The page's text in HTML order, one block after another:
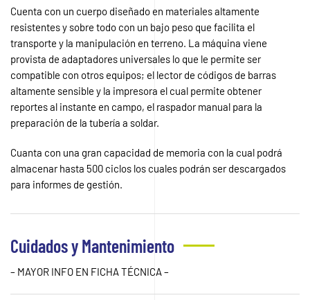
Cuenta con un cuerpo diseñado en materiales altamente
resistentes y sobre todo con un bajo peso que facilita el
transporte y la manipulación en terreno. La máquina viene
provista de adaptadores universales lo que le permite ser
compatible con otros equipos; el lector de códigos de barras
altamente sensible y la impresora el cual permite obtener
reportes al instante en campo, el raspador manual para la
preparación de la tubería a soldar.
Cuanta con una gran capacidad de memoria con la cual podrá
almacenar hasta 500 ciclos los cuales podrán ser descargados
para informes de gestión.
Cuidados y Mantenimiento
– MAYOR INFO EN FICHA TÉCNICA –